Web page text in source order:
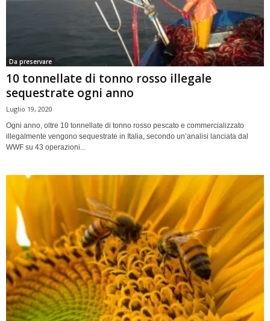
Da preservare
10 tonnellate di tonno rosso illegale
sequestrate ogni anno
Luglio 19, 2020
Ogni anno, oltre 10 tonnellate di tonno rosso pescato e commercializzato
illegalmente vengono sequestrate in Italia, secondo un’analisi lanciata dal
WWF su 43 operazioni...